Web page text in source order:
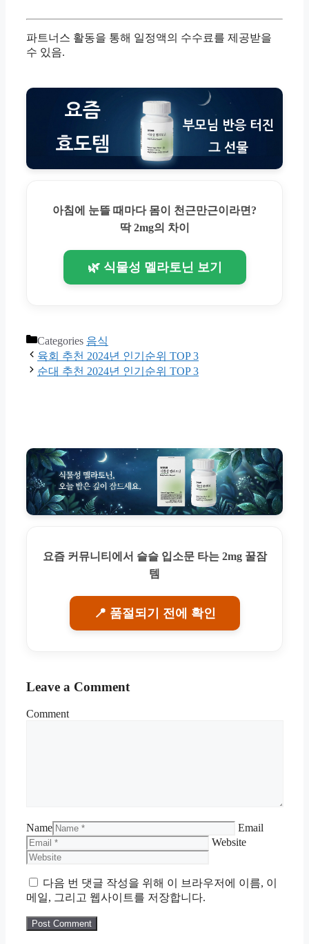
파트너스 활동을 통해 일정액의 수수료를 제공받을
수 있음.
아침에 눈뜰 때마다 몸이 천근만근이라면?
딱 2mg의 차이
🌿 식물성 멜라토닌 보기
Categories 음식
육회 추천 2024년 인기순위 TOP 3
순대 추천 2024년 인기순위 TOP 3
요즘 커뮤니티에서 슬슬 입소문 타는 2mg 꿀잠
템
📍 품절되기 전에 확인
Leave a Comment
Comment
Name
Email
Website
다음 번 댓글 작성을 위해 이 브라우저에 이름, 이
메일, 그리고 웹사이트를 저장합니다.